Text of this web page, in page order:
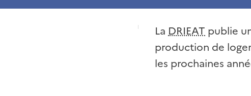
La DRIEAT publie
production de
les prochaines